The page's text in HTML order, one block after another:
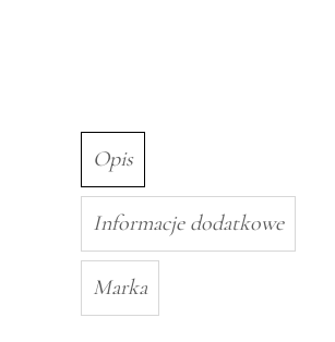
Opis
Informacje dodatkowe
Marka